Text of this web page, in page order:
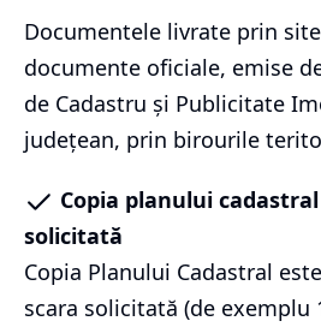
Documentele livrate prin
documente oficiale, emise
de Cadastru și Publicitate
județean, prin birourile
Copia planului
solicitată
Copia Planului Cadastral
scara solicitată (de exemplu